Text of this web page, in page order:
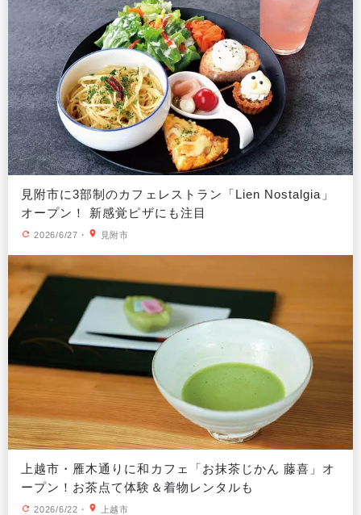
見附市に3部制のカフェレストラン「Lien Nostalgia」
オープン！ 新感覚ピザにも注目
2026/6/27 ・ 見附市
上越市・雁木通りに和カフェ「お抹茶じかん 藤喜」オ
ープン！お茶点て体験＆着物レンタルも
2026/6/22 ・ 上越市